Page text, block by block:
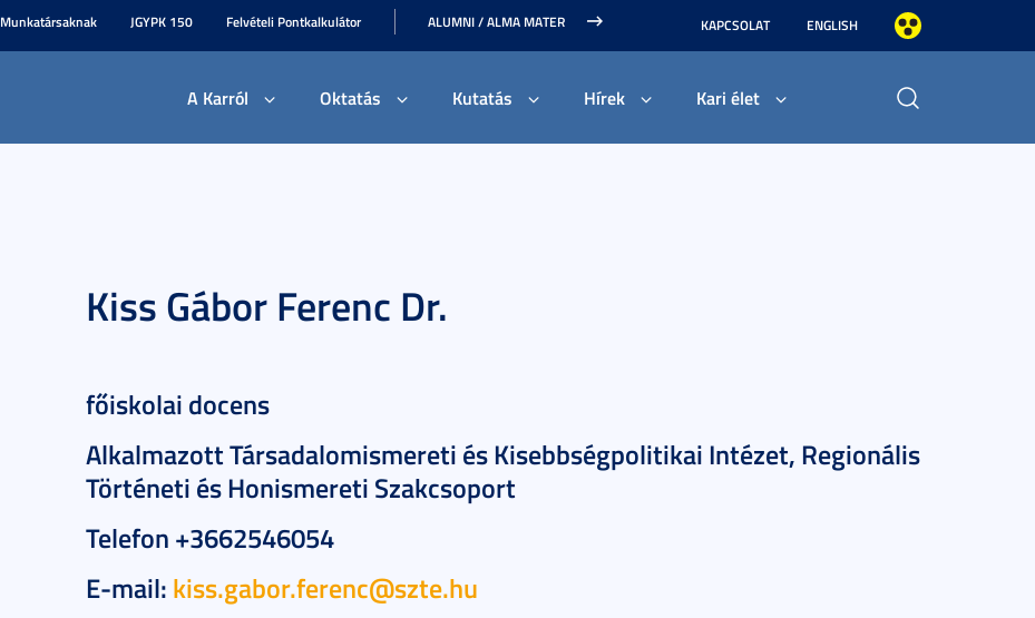
Munkatársaknak JGYPK 150 Felvételi Pontkalkulátor ALUMNI / ALMA MATER KAPCSOLAT ENGLISH
A Karról Oktatás Kutatás Hírek Kari élet
Kiss Gábor Ferenc Dr.
főiskolai docens
Alkalmazott Társadalomismereti és Kisebbségpolitikai Intézet, Regionális
Történeti és Honismereti Szakcsoport
Telefon +3662546054
E-mail: kiss.gabor.ferenc@szte.hu